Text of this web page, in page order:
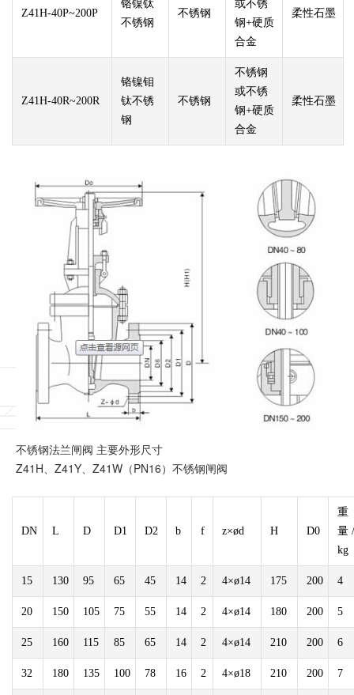
Z41H-40P~200P
铬镍钛
不锈钢
不锈钢
或不锈
钢+硬质
合金
柔性石墨
Z41H-40R~200R
铬镍钼
钛不锈
钢
不锈钢
不锈钢
或不锈
钢+硬质
合金
柔性石墨
不锈钢法兰闸阀 主要外形尺寸
Z41H、Z41Y、Z41W（PN16）不锈钢闸阀
DN L D D1 D2 b f z×ød H D0
重
量 /
kg
15 130 95 65 45 14 2 4×ø14 175 200 4
20 150 105 75 55 14 2 4×ø14 180 200 5
25 160 115 85 65 14 2 4×ø14 210 200 6
32 180 135 100 78 16 2 4×ø18 210 200 7